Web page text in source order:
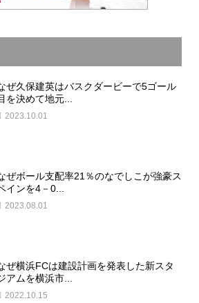
ぜ久保建英はバスクダービーで5ゴール
を決めて地元...
2023.10.01
ぜボール支配率21％のなでしこが強豪ス
インを4－0...
2023.08.01
ぜ横浜FCは建設計画を発表した新スタ
アムを横浜市...
2022.10.15